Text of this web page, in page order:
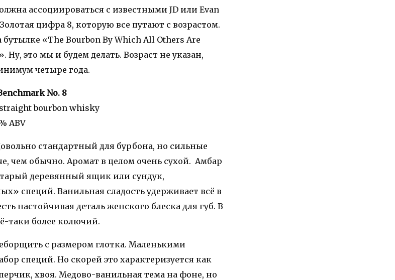
ассоциироваться с известными JD или Evan
цифра 8, которую все путают с возрастом.
бутылке «The Bourbon By Which All Others Are
Ну, это мы и будем делать. Возраст не указан,
четыре года.
No. 8
bourbon whisky
ABV
стандартный для бурбона, но сильные
чем обычно. Аромат в целом очень сухой. Амбар
деревянный ящик или сундук,
специй. Ванильная сладость удерживает всё в
настойчивая деталь женского блеска для губ. В
таки более колючий.
с размером глотка. Маленькими
специй. Но скорей это характеризуется как
хвоя. Медово-ванильная тема на фоне, но